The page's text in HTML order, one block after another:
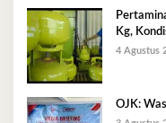
Kg,
4 Agustus
OJK: